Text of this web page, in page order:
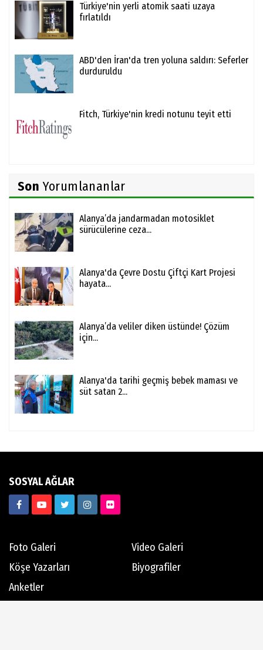
Türkiye'nin yerli atomik saati uzaya
fırlatıldı
ABD'den İran'da tren yoluna saldırı: Seferler
durduruldu
Fitch, Türkiye'nin kredi notunu teyit etti
Son Yorumlananlar
Alanya’da jandarmadan motosiklet
sürücülerine ceza...
Alanya'da Çevre Dostu Çiftçi Kart Projesi
hayata...
Alanya’da veliler diken üstünde! Çözüm
için...
Alanya'da tarihi geçmiş bebek maması ve
süt satan 2...
SOSYAL AĞLAR
Foto Galeri
Video Galeri
Köşe Yazarları
Biyografiler
Anketler